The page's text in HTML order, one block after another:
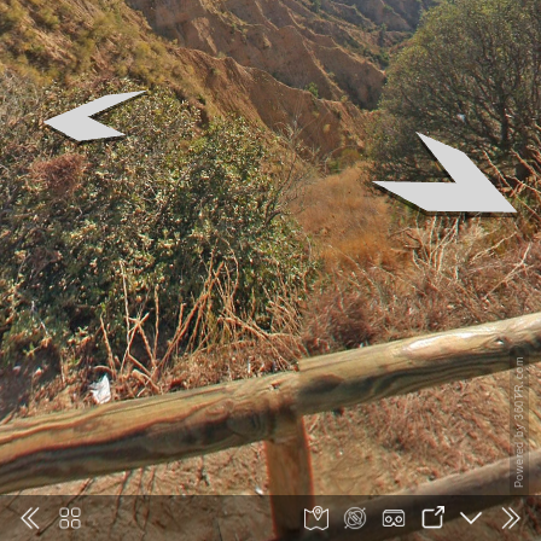
Powered by 360TR.com